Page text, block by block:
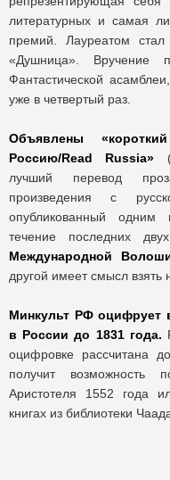
литературных и самая
премий. Лауреатом
«Душница». Вручение
Фантастической
уже в четвертый раз.
Объявлены
Россию/Read Russia»
лучший перевод
произведения с
опубликованный одним
течение последних
Международной
другой имеет смысл взять
Минкульт РФ оцифрует
в России до 1831 года.
оцифровке рассчитана
получит возможность
Аристотеля 1552 года
книгах из библиотеки